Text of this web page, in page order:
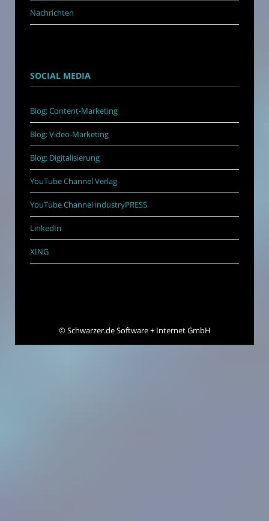
Nachrichten
SOCIAL MEDIA
Blog: Content-Marketing
Blog: Video-Marketing
Blog: Digitalisierung
YouTube Channel Verlag
YouTube Channel industryPRESS
LinkedIn
XING
©Schwarzer.de Software + Internet GmbH